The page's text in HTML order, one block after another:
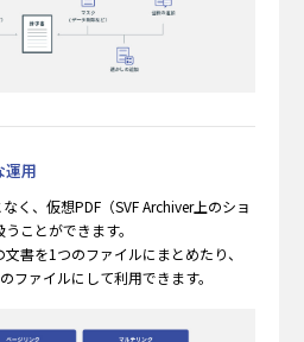
運⽤
く、仮想PDF（SVF Archiver上のショ
ことができます。
書を1つのファイルにまとめたり、
ファイルにして利⽤できます。